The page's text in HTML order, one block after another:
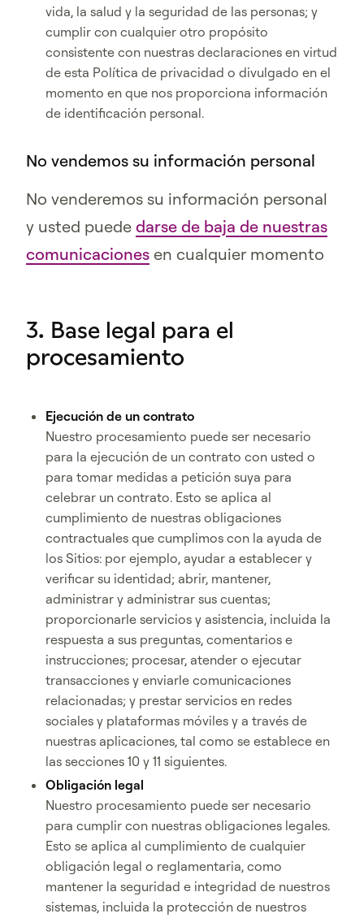
vida, la salud y la seguridad de las personas; y
cumplir con cualquier otro propósito
consistente con nuestras declaraciones en virtud
de esta Política de privacidad o divulgado en el
momento en que nos proporciona información
de identificación personal.
No vendemos su información personal
No venderemos su información personal
y usted puede darse de baja de nuestras
comunicaciones en cualquier momento
3. Base legal para el
procesamiento
Ejecución de un contrato
Nuestro procesamiento puede ser necesario
para la ejecución de un contrato con usted o
para tomar medidas a petición suya para
celebrar un contrato. Esto se aplica al
cumplimiento de nuestras obligaciones
contractuales que cumplimos con la ayuda de
los Sitios: por ejemplo, ayudar a establecer y
verificar su identidad; abrir, mantener,
administrar y administrar sus cuentas;
proporcionarle servicios y asistencia, incluida la
respuesta a sus preguntas, comentarios e
instrucciones; procesar, atender o ejecutar
transacciones y enviarle comunicaciones
relacionadas; y prestar servicios en redes
sociales y plataformas móviles y a través de
nuestras aplicaciones, tal como se establece en
las secciones 10 y 11 siguientes.
Obligación legal
Nuestro procesamiento puede ser necesario
para cumplir con nuestras obligaciones legales.
Esto se aplica al cumplimiento de cualquier
obligación legal o reglamentaria, como
mantener la seguridad e integridad de nuestros
sistemas, incluida la protección de nuestros